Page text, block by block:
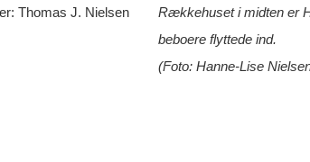
Rækkehuset i midten er
beboere flyttede ind.
(Foto: Hanne-Lise
Thomas J. Nielsen